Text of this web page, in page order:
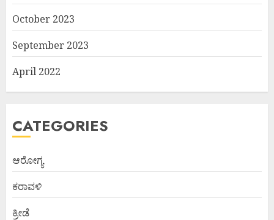
October 2023
September 2023
April 2022
CATEGORIES
ಆರೋಗ್ಯ
ಕರಾವಳಿ
ಕ್ರೀಡೆ